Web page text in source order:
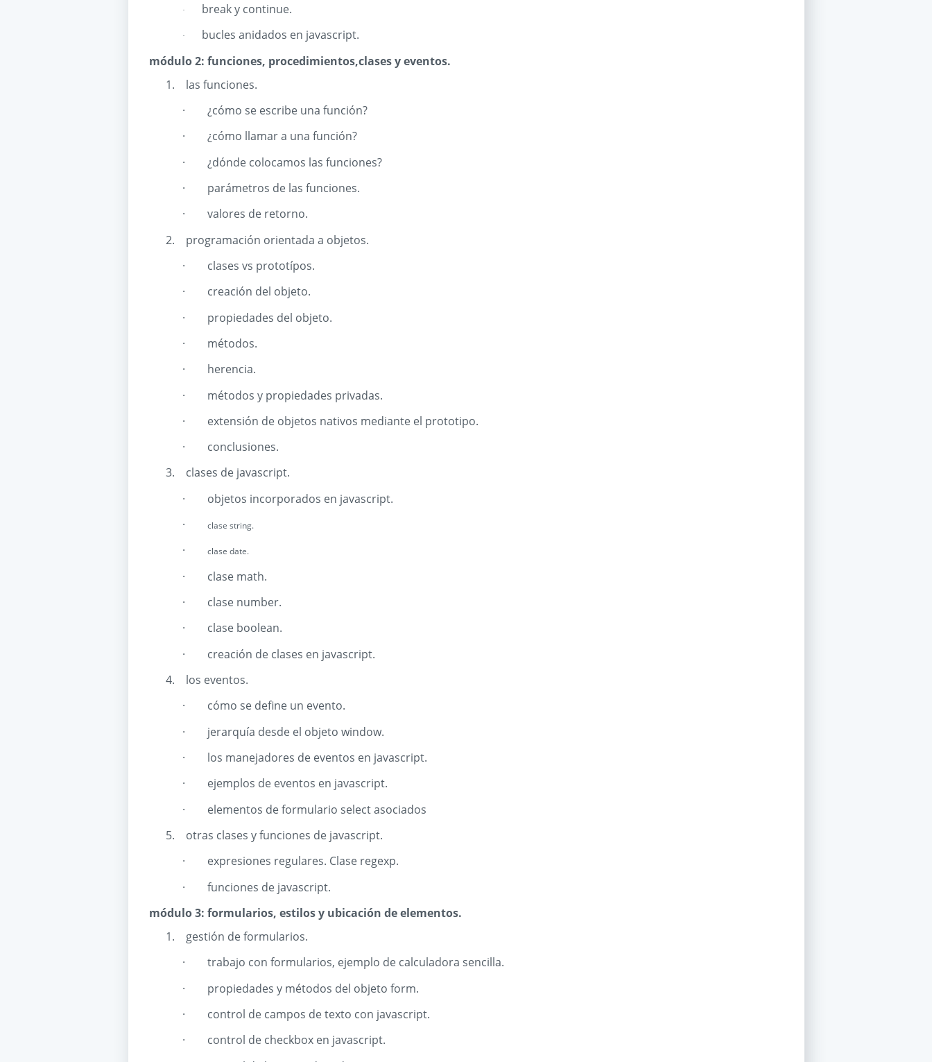
· break y continue.
·
bucles anidados en javascript.
módulo 2: funciones, procedimientos,clases y eventos.
1.
las funciones.
·
¿cómo se escribe una función?
·
¿cómo llamar a una función?
·
¿dónde colocamos las funciones?
·
parámetros de las funciones.
·
valores de retorno.
2.
programación orientada a objetos.
·
clases vs prototípos.
·
creación del objeto.
·
propiedades del objeto.
·
métodos.
·
herencia.
·
métodos y propiedades privadas.
·
extensión de objetos nativos mediante el prototipo.
·
conclusiones.
3.
clases de javascript.
·
objetos incorporados en javascript.
·
clase string.
· clase date.
·
clase math.
·
clase number.
·
clase boolean.
·
creación de clases en javascript.
4.
los eventos.
·
cómo se define un evento.
·
jerarquía desde el objeto window.
·
los manejadores de eventos en javascript.
·
ejemplos de eventos en javascript.
·
elementos de formulario select asociados
5.
otras clases y funciones de javascript.
·
expresiones regulares. Clase regexp.
·
funciones de javascript.
módulo 3: formularios, estilos y ubicación de elementos.
1.
gestión de formularios.
·
trabajo con formularios, ejemplo de calculadora sencilla.
·
propiedades y métodos del objeto form.
·
control de campos de texto con javascript.
·
control de checkbox en javascript.